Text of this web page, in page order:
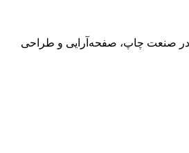
در صنعت چاپ، صفحه‌آرایی و طراحی